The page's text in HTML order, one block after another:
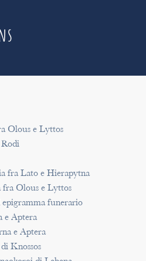
Olous e Lyttos
fra Lato e Hierapytna
fra Olous e Lyttos
funerario
e Aptera
e Aptera
Knossos